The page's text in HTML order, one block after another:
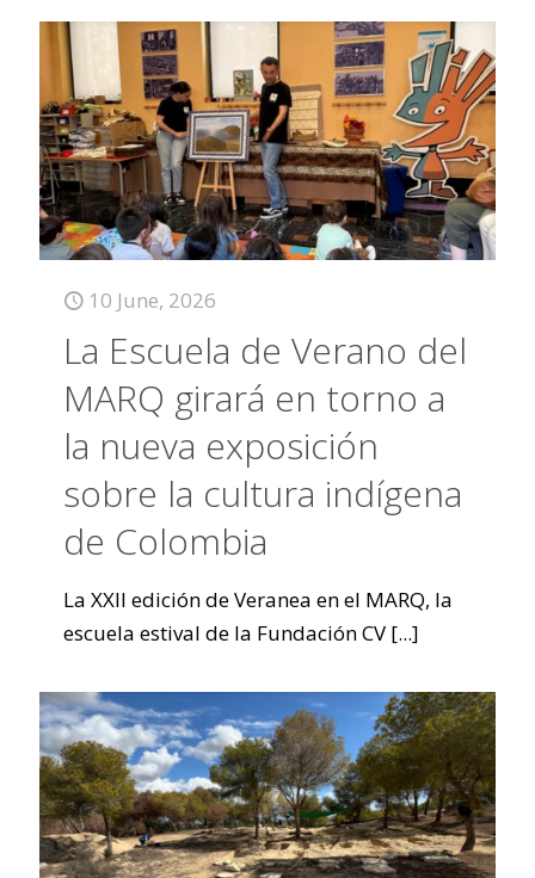
10 June, 2026
La Escuela de Verano del
MARQ girará en torno a
la nueva exposición
sobre la cultura indígena
de Colombia
La XXII edición de Veranea en el MARQ, la
escuela estival de la Fundación CV [...]